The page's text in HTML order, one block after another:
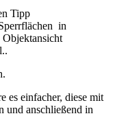
Tipp
in
es einfacher, diese mit
und anschließend in